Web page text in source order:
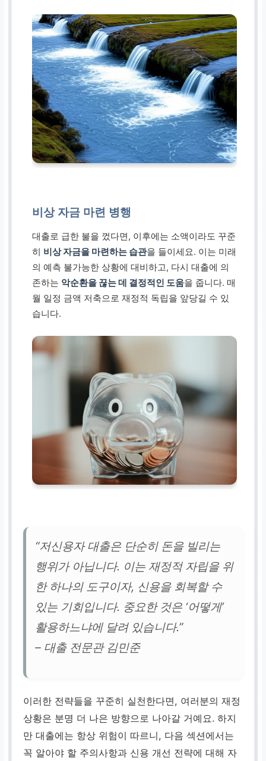
비상 자금 마련 병행
대출로 급한 불을 껐다면, 이후에는 소액이라도 꾸준
히 비상 자금을 마련하는 습관을 들이세요. 이는 미래
의 예측 불가능한 상황에 대비하고, 다시 대출에 의
존하는 악순환을 끊는 데 결정적인 도움을 줍니다. 매
월 일정 금액 저축으로 재정적 독립을 앞당길 수 있
습니다.
“저신용자 대출은 단순히 돈을 빌리는
행위가 아닙니다. 이는 재정적 자립을 위
한 하나의 도구이자, 신용을 회복할 수
있는 기회입니다. 중요한 것은 ‘어떻게’
활용하느냐에 달려 있습니다.”
– 대출 전문관 김민준
이러한 전략들을 꾸준히 실천한다면, 여러분의 재정
상황은 분명 더 나은 방향으로 나아갈 거예요. 하지
만 대출에는 항상 위험이 따르니, 다음 섹션에서는
꼭 알아야 할 주의사항과 신용 개선 전략에 대해 자